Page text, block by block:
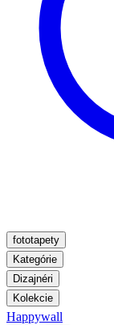
fototapety
Kategórie
Dizajnéri
Kolekcie
Happywall